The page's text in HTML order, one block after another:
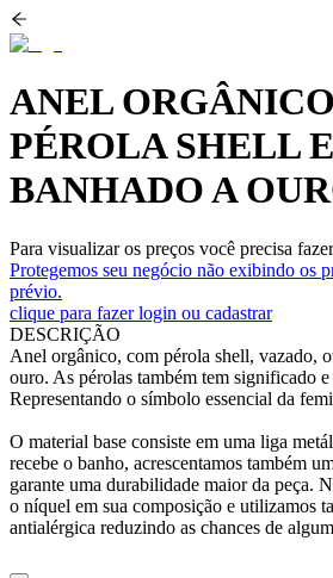
ANEL
PÉROLA SHELL
BANHADO A
Para visualizar os preços você precisa
Protegemos seu negócio não exibindo os
prévio.
clique para fazer login ou cadastrar
DESCRIÇÃO
Anel orgânico, com pérola shell, vazado,
ouro. As pérolas também tem significado
Representando o símbolo essencial da
O material base consiste em uma liga
recebe o banho, acrescentamos também
garante uma durabilidade maior da peça.
o níquel em sua composição e utilizamos
antialérgica reduzindo as chances de